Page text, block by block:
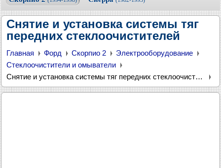
Снятие и установка системы тяг
передних стеклоочистителей
Главная Форд Скорпио 2
Электрооборудование
Стеклоочистители и омыватели
Снятие и установка системы тяг передних стеклоочистителей